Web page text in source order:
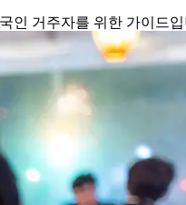
인 거주자를 위한 가이드